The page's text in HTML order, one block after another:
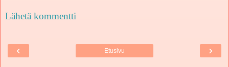
Lähetä kommentti
‹ ›
Etusivu